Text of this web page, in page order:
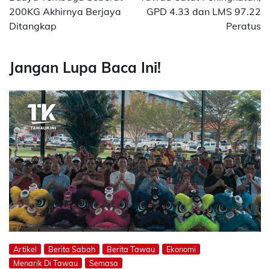
200KG Akhirnya Berjaya
Ditangkap
GPD 4.33 dan LMS 97.22
Peratus
Jangan Lupa Baca Ini!
Artikel Berita Sabah Berita Tawau
Ekonomi
Menarik Di Tawau
Semasa